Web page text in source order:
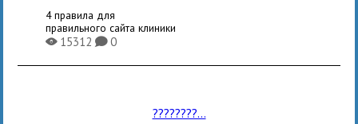
4 правила для
правильного сайта клиники
X15312K0
????????...